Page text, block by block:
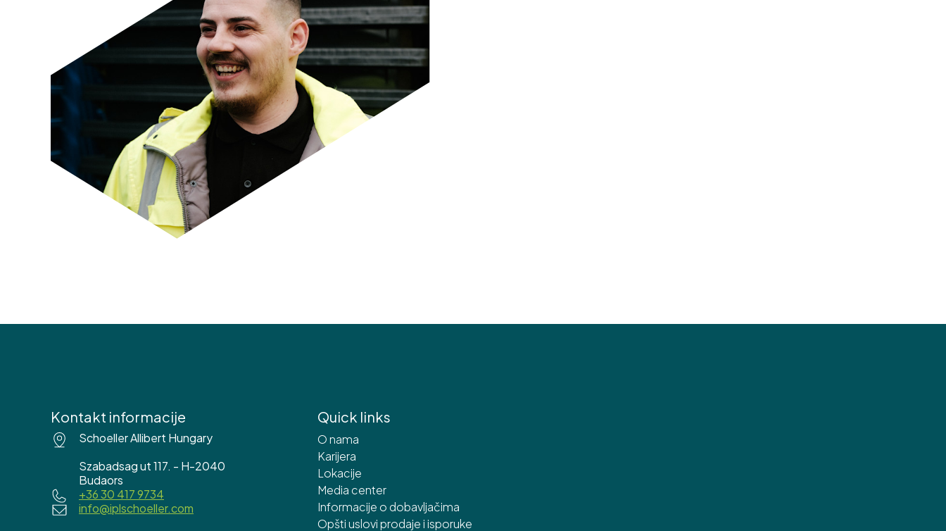
Kontakt informacije
Schoeller Allibert Hungary
Szabadsag ut 117. - H-2040
Budaors
+36 30 417 9734
info@iplschoeller.com
Quick links
O nama
Karijera
Lokacije
Media center
Informacije o dobavljačima
Opšti uslovi prodaje i isporuke